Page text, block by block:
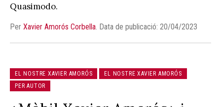
Quasimodo.
Per Xavier Amorós Corbella. Data de publicació: 20/04/2023
EL NOSTRE XAVIER AMORÓS
EL NOSTRE XAVIER AMORÓS
PER AUTOR